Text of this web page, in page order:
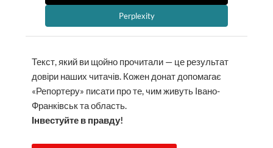
Perplexity
Текст, який ви щойно прочитали — це результат
довіри наших читачів. Кожен донат допомагає
«Репортеру» писати про те, чим живуть Івано-
Франківськ та область.
Інвестуйте в правду!